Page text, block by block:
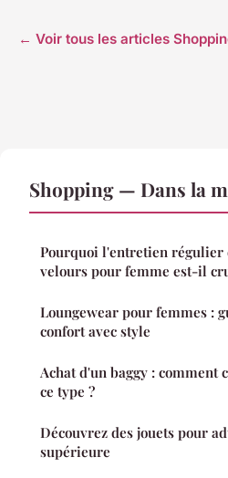
← Voir tous les articles
Shopping — Dans la
Pourquoi l'entretien régulier
velours pour femme est-il
Loungewear pour femmes :
confort avec style
Achat d'un baggy : comment
ce type ?
Découvrez des jouets pour
supérieure